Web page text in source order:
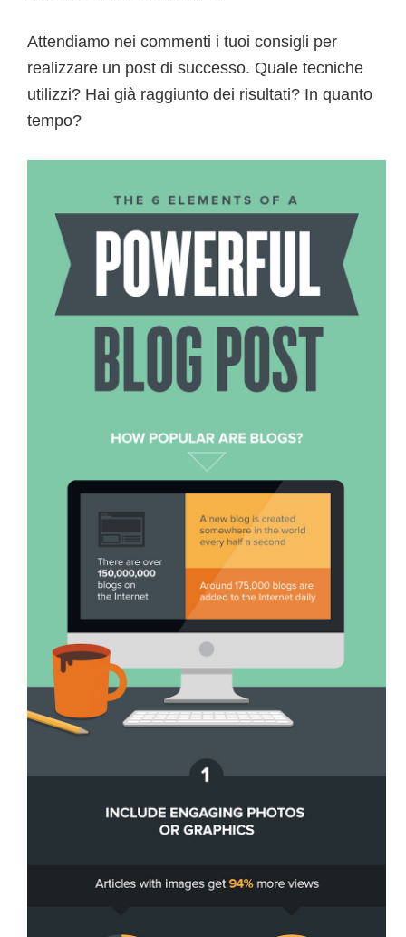
Attendiamo nei commenti i tuoi consigli per
realizzare un post di successo. Quale tecniche
utilizzi? Hai già raggiunto dei risultati? In quanto
tempo?